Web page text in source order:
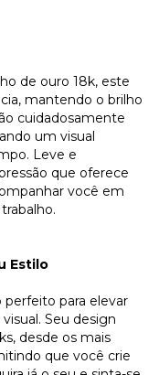
de ouro 18k, este
mantendo o brilho
cuidadosamente
um visual
Leve e
que oferece
você em
Estilo
perfeito para elevar
Seu design
desde os mais
que você crie